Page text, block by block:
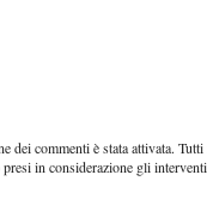
dei commenti è stata attivata.
in considerazione gli